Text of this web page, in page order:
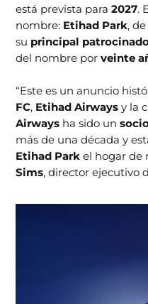
está prevista para2027.
nombre: Etihad Park,
su principal
del nombre porveinte
“Este es un anuncio
FC, Etihad Airwaysy la
Airways ha sido un
más de una década y
Etihad Parkel hogar de
Sims, director ejecutivo